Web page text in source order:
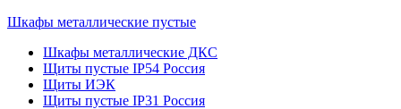
Шкафы металлические пустые
Шкафы металлические ДКС
Щиты пустые IP54 Россия
Щиты ИЭК
Щиты пустые IP31 Россия